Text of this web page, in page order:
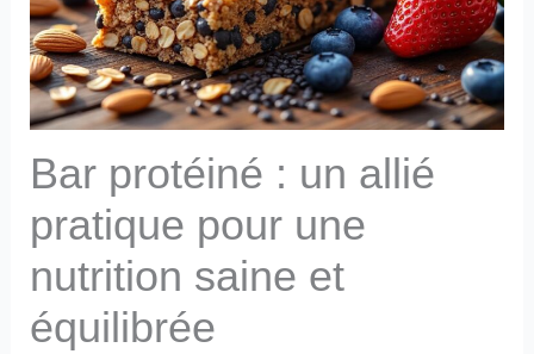
Bar protéiné : un allié
pratique pour une
nutrition saine et
équilibrée